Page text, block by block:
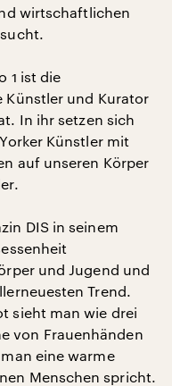
wirtschaftlichen
1 ist die
Künstler und Kurator
In ihr setzen sich
Künstler mit
auf unseren Körper
DIS in seinem
und Jugend und
Trend.
sieht man wie drei
von Frauenhänden
eine warme
Menschen spricht.